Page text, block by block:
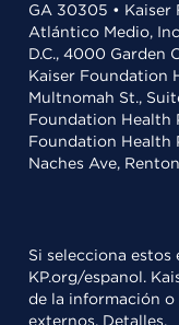
GA 30305 • Kaiser
Atlántico Medio,
D.C., 4000 Garden
Kaiser Foundation
Multnomah St.,
Foundation Health
Foundation Health
Naches Ave,
Si selecciona estos
KP.org/espanol.
de la información
externos. Detalles.